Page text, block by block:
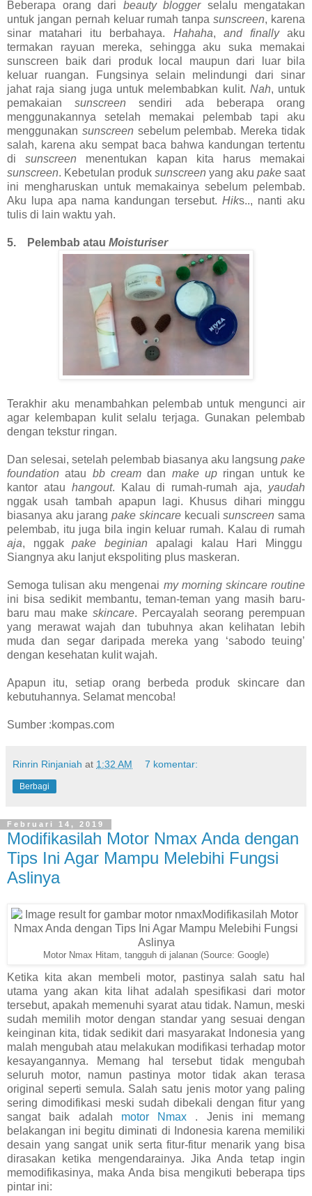
Beberapa orang dari beauty bloggerselalu mengatakan
untuk jangan pernah keluar rumah tanpasunscreen, karena
sinar matahari itu berbahaya. Hahaha, and finallyaku
termakan rayuan mereka, sehingga aku suka memakai
sunscreen baik dari produk local maupun dari luar bila
keluar ruangan. Fungsinya selain melindungi dari sinar
jahat raja siang juga untuk melembabkan kulit. Nah, untuk
pemakaiansunscreensendiri ada beberapa orang
menggunakannya setelah memakai pelembab tapi aku
menggunakan sunscreen sebelum pelembab. Mereka tidak
salah, karena aku sempat baca bahwa kandungan tertentu
disunscreen menentukan kapan kita harus memakai
sunscreen. Kebetulan produk sunscreen yang aku pake saat
ini mengharuskan untuk memakainya sebelum pelembab.
Aku lupa apa nama kandungan tersebut. Hiks.., nanti aku
tulis di lain waktu yah.
5. Pelembab atau Moisturiser
Terakhir aku menambahkan pelembab untuk mengunci air
agar kelembapan kulit selalu terjaga. Gunakan pelembab
dengan tekstur ringan.
Dan selesai, setelah pelembab biasanya aku langsung pake
foundation atau bb cream dan make up ringan untuk ke
kantor atau hangout. Kalau di rumah-rumah aja, yaudah
nggak usah tambah apapun lagi. Khusus dihari minggu
biasanya aku jarangpake skincarekecualisunscreensama
pelembab, itu juga bila ingin keluar rumah. Kalau di rumah
aja, nggakpake beginian apalagi kalau Hari Minggu
Siangnya aku lanjut ekspoliting plus maskeran.
Semoga tulisan aku mengenai my morning skincare routine
ini bisa sedikit membantu, teman-teman yang masih baru-
baru mau make skincare. Percayalah seorang perempuan
yang merawat wajah dan tubuhnya akan kelihatan lebih
muda dan segar daripada mereka yang ‘sabodo teuing’
dengan kesehatan kulit wajah.
Apapun itu, setiap orang berbeda produk skincare dan
kebutuhannya. Selamat mencoba!
Sumber :kompas.com
Rinrin Rinjaniah at 1:32 AM 7 komentar:
Berbagi
Februari 14, 2019
Modifikasilah Motor Nmax Anda dengan
Tips Ini Agar Mampu Melebihi Fungsi
Aslinya
Motor Nmax Hitam, tangguh di jalanan (Source: Google)
Ketika kita akan membeli motor, pastinya salah satu hal
utama yang akan kita lihat adalah spesifikasi dari motor
tersebut, apakah memenuhi syarat atau tidak. Namun, meski
sudah memilih motor dengan standar yang sesuai dengan
keinginan kita, tidak sedikit dari masyarakat Indonesia yang
malah mengubah atau melakukan modifikasi terhadap motor
kesayangannya. Memang hal tersebut tidak mengubah
seluruh motor, namun pastinya motor tidak akan terasa
original seperti semula. Salah satu jenis motor yang paling
sering dimodifikasi meski sudah dibekali dengan fitur yang
sangat baik adalah motor Nmax . Jenis ini memang
belakangan ini begitu diminati di Indonesia karena memiliki
desain yang sangat unik serta fitur-fitur menarik yang bisa
dirasakan ketika mengendarainya. Jika Anda tetap ingin
memodifikasinya, maka Anda bisa mengikuti beberapa tips
pintar ini: